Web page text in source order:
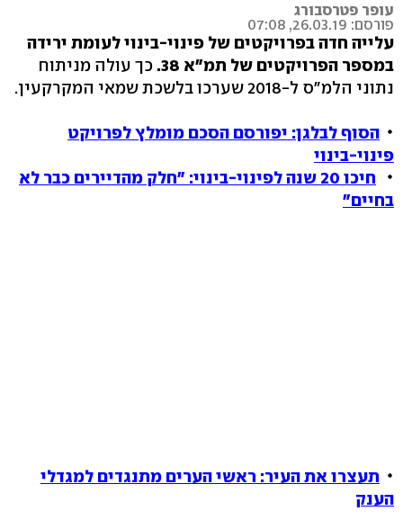
עופר פטרסבורג
פורסם: 26.03.19, 07:08
עלייה חדה בפרויקטים של פינוי-בינוי לעומת ירידה
במספר הפרויקטים של תמ"א 38.
כך עולה מניתוח
נתוני הלמ"ס ל-2018 שערכו בלשכת שמאי המקרקעין.
הסוף לבלגן: יפורסם הסכם מומלץ לפרויקט
פינוי-בינוי
חיכו 20 שנה לפינוי-בינוי: "חלק מהדיירים כבר לא
בחיים"
תעצרו את העיר: ראשי הערים מתנגדים למגדלי
הענק